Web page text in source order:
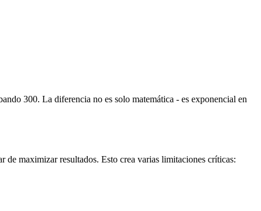
300. La diferencia no es solo matemática - es exponencial en
de maximizar resultados. Esto crea varias limitaciones críticas: